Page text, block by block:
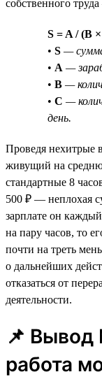
собственного
S = A / (B
• S —
• A —
• B —
• C —
день.
Проведя нехитрые
живущий на
стандартные 8
500 ₽ — неплохая
зарплате он каждый
на пару часов, то
почти на треть
о дальнейших
отказаться от
деятельности.
📌
работа